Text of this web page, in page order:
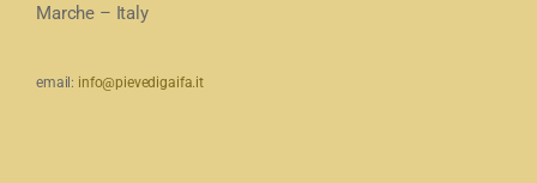
Marche – Italy
email: info@pievedigaifa.it